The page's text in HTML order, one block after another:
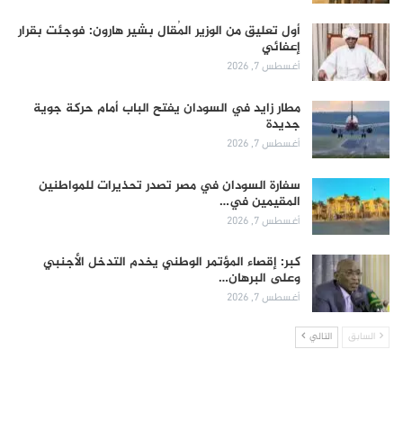
أول تعليق من الوزير المُقال بشير هارون: فوجئت بقرار
إعفائي
أغسطس 7, 2026
مطار زايد في السودان يفتح الباب أمام حركة جوية
جديدة
أغسطس 7, 2026
سفارة السودان في مصر تصدر تحذيرات للمواطنين
المقيمين في…
أغسطس 7, 2026
كبر: إقصاء المؤتمر الوطني يخدم التدخل الأجنبي
وعلى البرهان…
أغسطس 7, 2026
السابق التالي